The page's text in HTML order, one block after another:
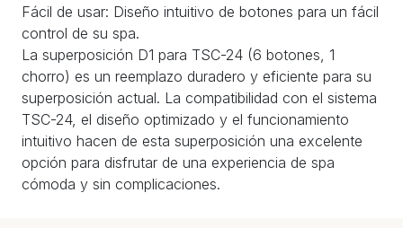
Fácil de usar: Diseño intuitivo de botones para un fácil
control de su spa.
La superposición D1 para TSC-24 (6 botones, 1
chorro) es un reemplazo duradero y eficiente para su
superposición actual. La compatibilidad con el sistema
TSC-24, el diseño optimizado y el funcionamiento
intuitivo hacen de esta superposición una excelente
opción para disfrutar de una experiencia de spa
cómoda y sin complicaciones.